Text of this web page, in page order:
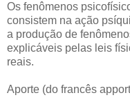
Os fenômenos
consistem na ação
a produção de
explicáveis pelas leis
reais.
Aporte (do francês